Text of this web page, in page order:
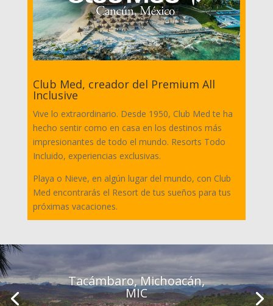
Club Med, creador del Premium All
Inclusive
Vive lo extraordinario. Desde 1950, Club Med te ha
hecho sentir como en casa en los destinos más
impresionantes de todo el mundo. Resorts Todo
Incluido, experiencias exclusivas.
Playa o Nieve, en algún lugar del mundo, con Club
Med encontrarás el Resort de tus sueños para tus
próximas vacaciones.
Tacámbaro, Michoacán,
MIC